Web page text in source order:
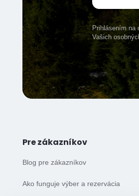
Prihlásením na
Vašich
Pre zákazníkov
Blog pre zákazníkov
Ako funguje výber a rezervácia